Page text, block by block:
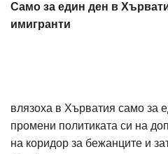
Само за един ден в
имигранти
влязоха в Хърватия само за
промени политиката си на
на коридор за бежанците и